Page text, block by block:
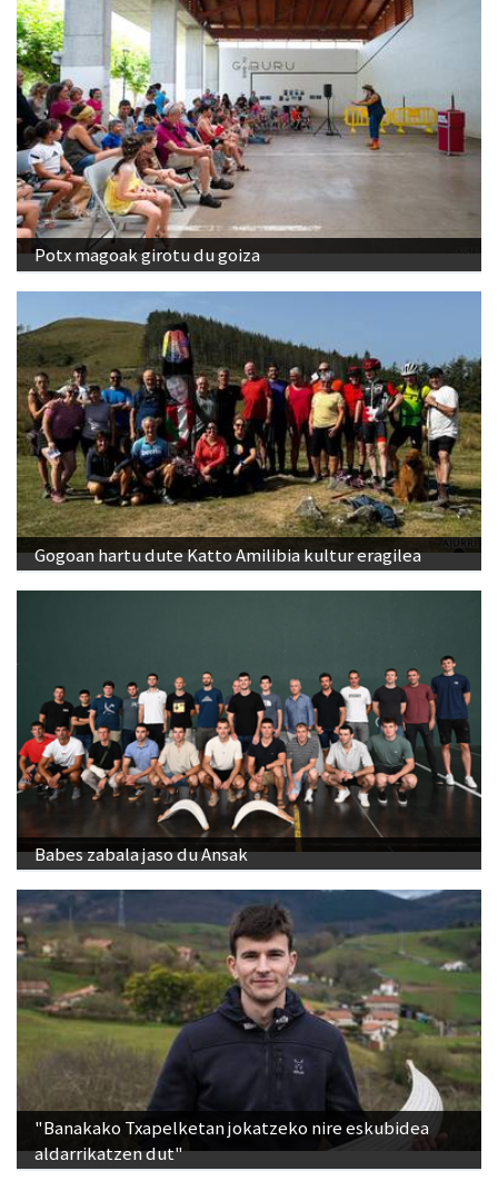
Potx magoak girotu du goiza
Gogoan hartu dute Katto Amilibia kultur eragilea
Babes zabala jaso du Ansak
"Banakako Txapelketan jokatzeko nire eskubidea
aldarrikatzen dut"